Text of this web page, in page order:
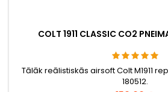
COLT 1911 CLASSIC CO2
Tālāk reālistiskās airsoft Colt M1911
180512.